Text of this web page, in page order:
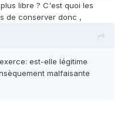
libre ? C'est quoi les
de conserver donc ,
est-elle légitime
malfaisante